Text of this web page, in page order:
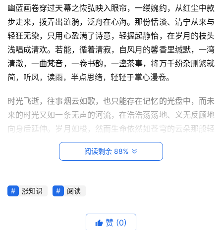
幽蓝画卷穿过天幕之恢弘映入眼帘，一缕婉约，从红尘中款
步走来，拨弄出涟漪，泛舟在心海。那份恬淡、清宁从来与
轻狂无染，只用心盈满了诗意，轻握起静怡，在岁月的枝头
浅唱成清欢。若能，循着清寂，自风月的馨香里缄默，一湾
清澈，一曲梵音，一卷书韵，一盏茶事，将万千纷杂删繁就
简，听风，读雨，半点思绪，轻轻于掌心漫卷。
时光飞逝，往事烟云如歌，也只能存在记忆的光盘中，而未
来的时光又如一条无声的河流，在浩浩荡荡地、义无反顾地
向身后延伸。岁月如梭，然而生命依然如苍穹的云朵那般轻
盈，又如江河那般奔流而过.
暗香盈袖，清浅的时光，岁月的花瓣悄然绽放，芬芳了素指
阅读剩余 88%
涨知识 阅读
赞 (0)